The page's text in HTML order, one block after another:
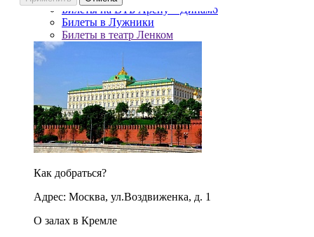
Билеты на ВТБ Арену – Динамо
Билеты в Лужники
Билеты в театр Ленком
Как добраться?
Адрес: Москва, ул.Воздвиженка, д. 1
О залах в Кремле